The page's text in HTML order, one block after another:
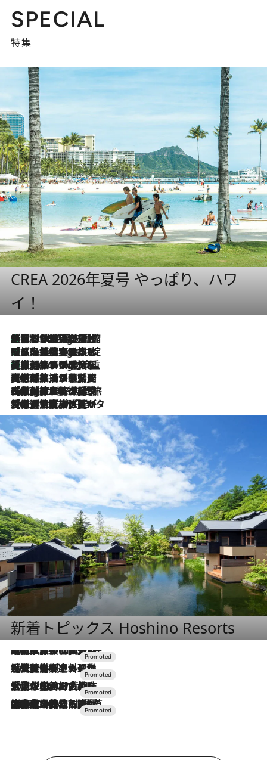
SPECIAL
特集
CREA 2026年夏号 やっぱり、ハワ
イ！
5 Hours Ago
「荷物が増えるほど旅ストレスは増す」美容ジャーナリストがたどり着いた最終結論。“化粧品を劇的に減らす”感動の凝縮美容とは
5 Hours Ago
「旅先には金髪ウィッグを持参」日本と同じメイクでは損してる!? 美容ジャーナリストが提案する“掟破りの旅美容”とは
5 Hours Ago
【厳選旅コスメ】「身軽さ＆UV対策重視！」ヘアアーティストshucoが選んだ夏旅ベストコスメを発表【Mサイズジップ】
2026.8.5
【厳選旅コスメ】国内をあちこち移動する河井菜摘が選んだ夏旅ベストコスメ発表！「リラックスアイテムはマスト」【Mサイズジップ】
2026.8.4
【厳選旅コスメ】「紫外線＆乾燥対策しながらメイク感も！」ヘア＆メイクGeorgeが選んだ夏旅ベストコスメを発表！【Mサイズジップ】
2026.8.3
【厳選旅コスメ】「保湿もタイパ重視！」“サウナ好き”タレント清水みさとが愛用する夏旅ベストコスメを発表！【Mサイズジップ】
新着トピックス Hoshino Resorts
2026.7.31
【ホテル帰省】という選択肢をOMOが提案。家族とほどよい距離を保つには「昼は実家、夜は気兼ねなくホテルで！」
2026.7.24
【夏限定ディナーコース】旬を迎える稚鮎や花ズッキーニなどをイタリア・トスカーナの郷土料理の手法で満喫！
2026.7.17
「土佐和ハーブかき氷」がOMO7高知に登場！生姜、山椒、大葉など目にも舌にも涼を呼ぶ郷土の味
2026.7.10
NEW OPEN！【界 草津】名湯の地に誕生。趣の異なる2種の温泉と上州ならではの会席・蕎麦割烹など美食を味わう究極の癒やし旅